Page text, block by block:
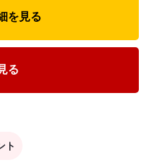
を見る
る
ト